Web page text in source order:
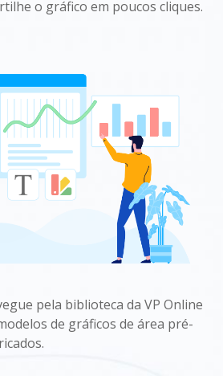
o gráfico em poucos cliques.
pela biblioteca da VP Online
de gráficos de área pré-